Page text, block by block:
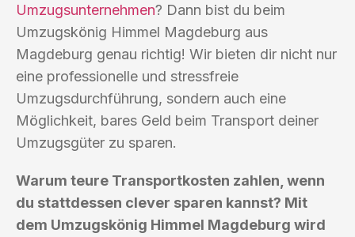
Umzugsunternehmen? Dann bist du beim
Umzugskönig Himmel Magdeburg aus
Magdeburg genau richtig! Wir bieten dir nicht nur
eine professionelle und stressfreie
Umzugsdurchführung, sondern auch eine
Möglichkeit, bares Geld beim Transport deiner
Umzugsgüter zu sparen.
Warum teure Transportkosten zahlen, wenn
du stattdessen clever sparen kannst? Mit
dem Umzugskönig Himmel Magdeburg wird